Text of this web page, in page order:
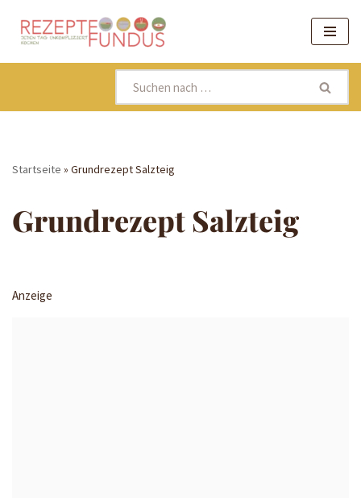
Zum
Inhalt
Startseite » Grundrezept Salzteig
Grundrezept Salzteig
Anzeige